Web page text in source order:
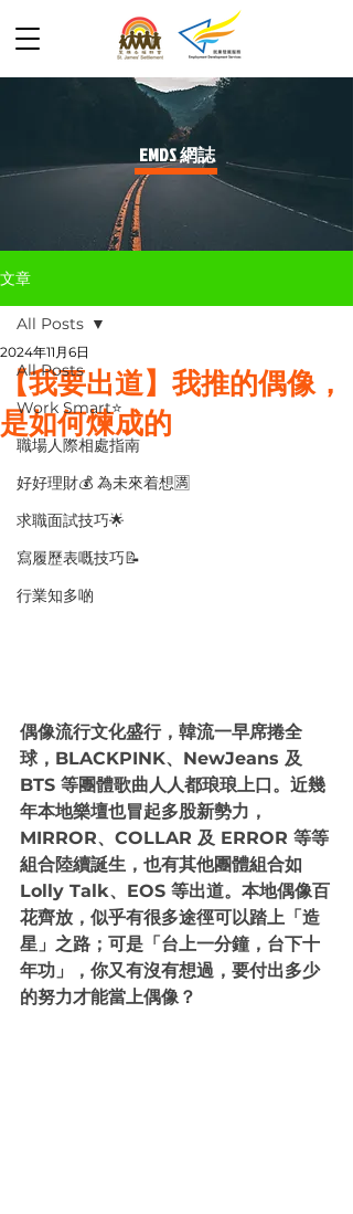
​EMDS 網誌
文章
All Posts
Work Smart⭐️
職場人際相處指南
好好理財💰 為未來着想🈵
求職面試技巧🌟
寫履歷表嘅技巧📝
行業知多啲
All Posts
【我要出道】我推的偶像，
是如何煉成的
2024年11月6日
偶像流行文化盛行，韓流一早席捲全
球，BLACKPINK、NewJeans 及
BTS 等團體歌曲人人都琅琅上口。近幾
年本地樂壇也冒起多股新勢力，
MIRROR、COLLAR 及 ERROR 等等
組合陸續誕生，也有其他團體組合如
Lolly Talk、EOS 等出道。本地偶像百
花齊放，似乎有很多途徑可以踏上「造
星」之路；可是「台上一分鐘，台下十
年功」，你又有沒有想過，要付出多少
的努力才能當上偶像？